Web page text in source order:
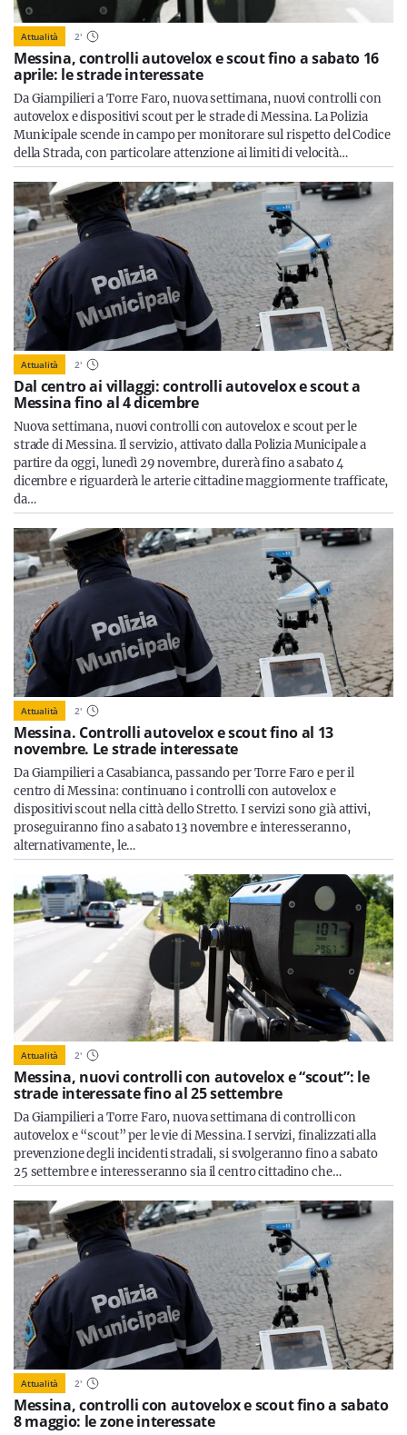
Attualità 2'
Messina, controlli autovelox e scout fino a sabato 16
aprile: le strade interessate
Da Giampilieri a Torre Faro, nuova settimana, nuovi controlli con
autovelox e dispositivi scout per le strade di Messina. La Polizia
Municipale scende in campo per monitorare sul rispetto del Codice
della Strada, con particolare attenzione ai limiti di velocità…
Attualità 2'
Dal centro ai villaggi: controlli autovelox e scout a
Messina fino al 4 dicembre
Nuova settimana, nuovi controlli con autovelox e scout per le
strade di Messina. Il servizio, attivato dalla Polizia Municipale a
partire da oggi, lunedì 29 novembre, durerà fino a sabato 4
dicembre e riguarderà le arterie cittadine maggiormente trafficate,
da…
Attualità 2'
Messina. Controlli autovelox e scout fino al 13
novembre. Le strade interessate
Da Giampilieri a Casabianca, passando per Torre Faro e per il
centro di Messina: continuano i controlli con autovelox e
dispositivi scout nella città dello Stretto. I servizi sono già attivi,
proseguiranno fino a sabato 13 novembre e interesseranno,
alternativamente, le…
Attualità 2'
Messina, nuovi controlli con autovelox e “scout”: le
strade interessate fino al 25 settembre
Da Giampilieri a Torre Faro, nuova settimana di controlli con
autovelox e “scout” per le vie di Messina. I servizi, finalizzati alla
prevenzione degli incidenti stradali, si svolgeranno fino a sabato
25 settembre e interesseranno sia il centro cittadino che…
Attualità 2'
Messina, controlli con autovelox e scout fino a sabato
8 maggio: le zone interessate